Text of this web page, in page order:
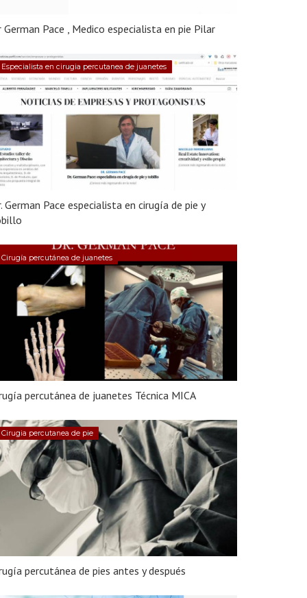
German Pace , Medico especialista en pie Pilar
Especialista en cirugia percutanea de juanetes
German Pace especialista en cirugía de pie y
Cirugía percutánea de juanetes
percutánea de juanetes Técnica MICA
Cirugia percutanea de pie
percutánea de pies antes y después